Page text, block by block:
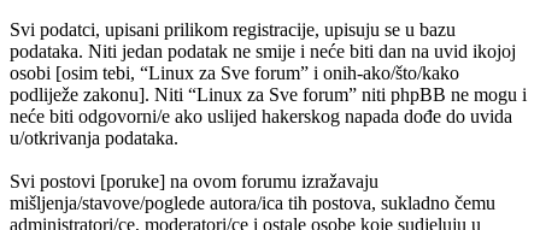
Svi podatci, upisani prilikom registracije, upisuju se u bazu
podataka. Niti jedan podatak ne smije i neće biti dan na uvid ikojoj
osobi [osim tebi, “Linux za Sve forum” i onih-ako/što/kako
podliježe zakonu]. Niti “Linux za Sve forum” niti phpBB ne mogu i
neće biti odgovorni/e ako uslijed hakerskog napada dođe do uvida
u/otkrivanja podataka.
Svi postovi [poruke] na ovom forumu izražavaju
mišljenja/stavove/poglede autora/ica tih postova, sukladno čemu
administratori/ce, moderatori/ce i ostale osobe koje sudjeluju u